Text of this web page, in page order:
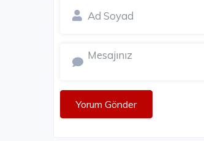
Yorum Gönder